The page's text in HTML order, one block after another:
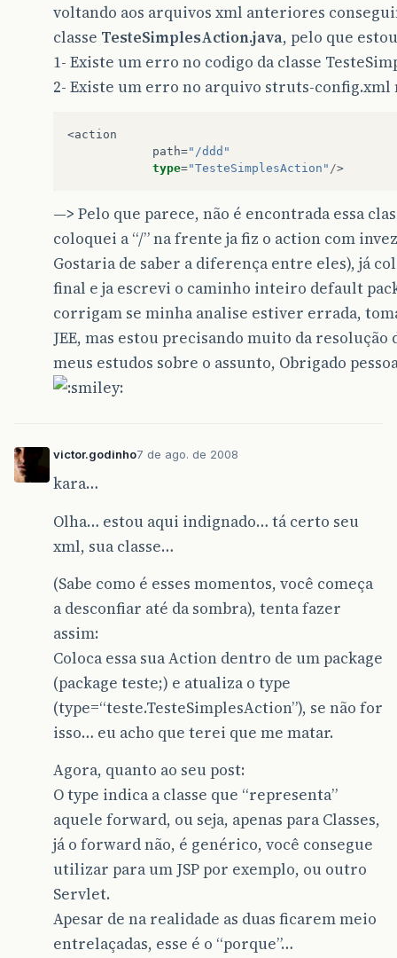
voltando aos arquivos xml anteriores
classe TesteSimplesAction.java, pelo que
1- Existe um erro no codigo da classe
2- Existe um erro no arquivo struts-config.xml
<action
path="/ddd"
type="TesteSimplesAction" />
—> Pelo que parece, não é encontrada essa
coloquei a “/” na frente ja fiz o action com
Gostaria de saber a diferença entre eles), já
final e ja escrevi o caminho inteiro default
corrigam se minha analise estiver errada,
JEE, mas estou precisando muito da
meus estudos sobre o assunto, Obrigado
victor.godinho7 de ago. de 2008
kara…
Olha… estou aqui indignado… tá certo seu
xml, sua classe…
(Sabe como é esses momentos, você começa
a desconfiar até da sombra), tenta fazer
assim:
Coloca essa sua Action dentro de um package
(package teste;) e atualiza o type
(type=“teste.TesteSimplesAction”), se não for
isso… eu acho que terei que me matar.
Agora, quanto ao seu post:
O type indica a classe que “representa”
aquele forward, ou seja, apenas para Classes,
já o forward não, é genérico, você consegue
utilizar para um JSP por exemplo, ou outro
Servlet.
Apesar de na realidade as duas ficarem meio
entrelaçadas, esse é o “porque”…